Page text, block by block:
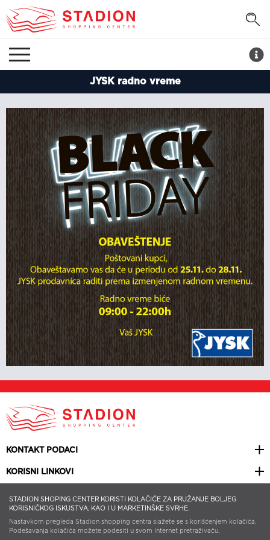
STADION SHOPING CENTER KORISTI KOLAČIĆE ZA PRUŽANJE BOLJEG
KORISNIČKOG ISKUSTVA, KAO I U MARKETINŠKE SVRHE.
Nastavkom pregleda Stadion shopping centra slažete se s korišćenjem kolačića.
Podešavanja kolačića možete podesiti u svom internet pretraživaču.
JYSK radno vreme
KONTAKT PODACI
KORISNI LINKOVI
© 2026 STADION SHOPPING CENTER | ALL RIGHTS RESERVED | WEB
DESIGN BYSMART WEB